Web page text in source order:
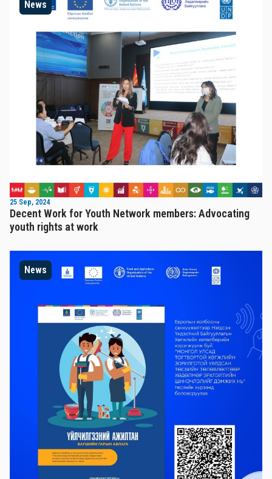
News
25 Sep, 2024
Decent Work for Youth Network members: Advocating
youth rights at work
News